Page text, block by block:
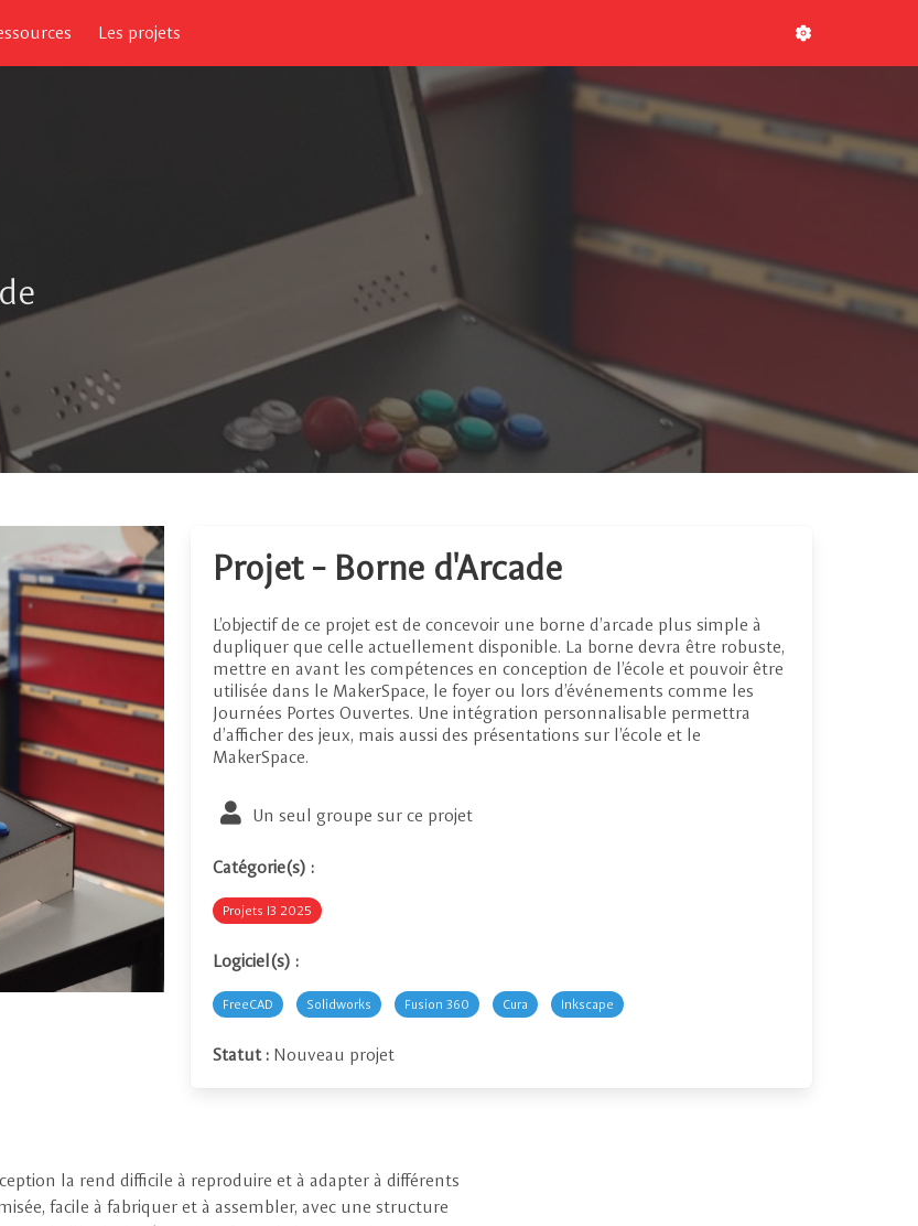
Les projets
Projet - Borne d'Arcade
L’objectif de ce projet est de concevoir une borne d’arcade plus simple à
dupliquer que celle actuellement disponible. La borne devra être robuste,
mettre en avant les compétences en conception de l’école et pouvoir être
utilisée dans le MakerSpace, le foyer ou lors d’événements comme les
Journées Portes Ouvertes. Une intégration personnalisable permettra
d’afficher des jeux, mais aussi des présentations sur l’école et le
MakerSpace.
Un seul groupe sur ce projet
Catégorie(s) :
Projets I3 2025
Logiciel(s) :
FreeCAD Solidworks Fusion 360 Cura Inkscape
Statut : Nouveau projet
la rend difficile à reproduire et à adapter à différents
facile à fabriquer et à assembler, avec une structure